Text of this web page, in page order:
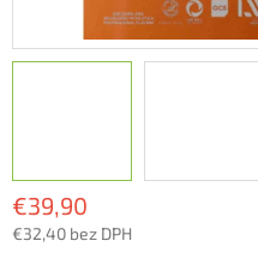
€39,90
€32,40 bez DPH